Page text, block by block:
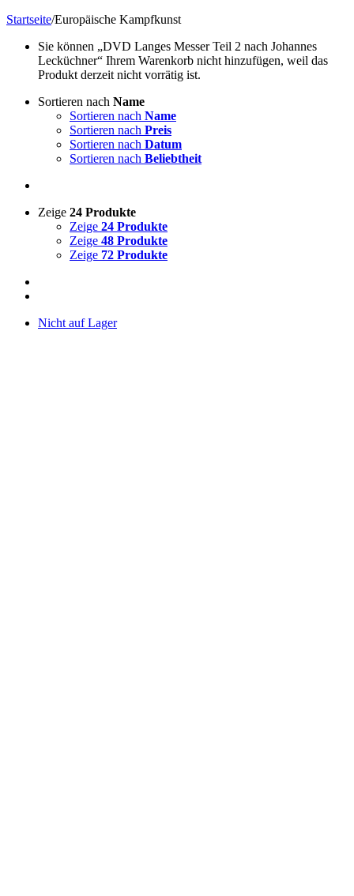
Startseite/Europäische Kampfkunst
Sie können „DVD Langes Messer Teil 2 nach Johannes
Lecküchner“ Ihrem Warenkorb nicht hinzufügen, weil das
Produkt derzeit nicht vorrätig ist.
Sortieren nach Name
Sortieren nach Name
Sortieren nach Preis
Sortieren nach Datum
Sortieren nach Beliebtheit
Zeige 24 Produkte
Zeige 24 Produkte
Zeige 48 Produkte
Zeige 72 Produkte
Nicht auf Lager